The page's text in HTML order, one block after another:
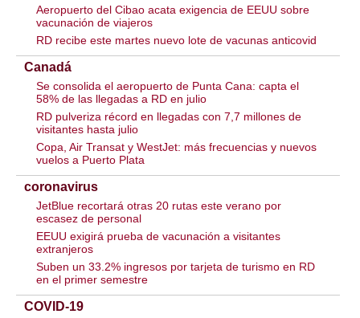
Aeropuerto del Cibao acata exigencia de EEUU sobre
vacunación de viajeros
RD recibe este martes nuevo lote de vacunas anticovid
Canadá
Se consolida el aeropuerto de Punta Cana: capta el
58% de las llegadas a RD en julio
RD pulveriza récord en llegadas con 7,7 millones de
visitantes hasta julio
Copa, Air Transat y WestJet: más frecuencias y nuevos
vuelos a Puerto Plata
coronavirus
JetBlue recortará otras 20 rutas este verano por
escasez de personal
EEUU exigirá prueba de vacunación a visitantes
extranjeros
Suben un 33.2% ingresos por tarjeta de turismo en RD
en el primer semestre
COVID-19